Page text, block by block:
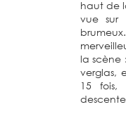
haut de
vue sur
la scène
verglas,
15